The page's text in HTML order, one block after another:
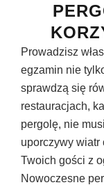
Prowadzisz
egzamin nie
sprawdzą się
restauracjach,
pergolę, nie
uporczywy wiatr
Twoich gości z
Nowoczesne